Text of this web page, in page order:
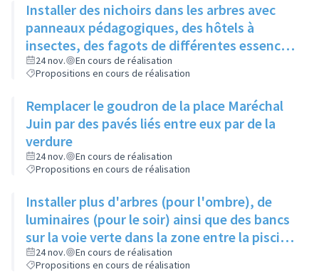
Installer des nichoirs dans les arbres avec
panneaux pédagogiques, des hôtels à
insectes, des fagots de différentes essences
pour stimuler la biodiversité sur la place du
Château à la Roue
24 nov.
En cours de réalisation
Propositions en cours de réalisation
Remplacer le goudron de la place Maréchal
Juin par des pavés liés entre eux par de la
verdure
24 nov.
En cours de réalisation
Propositions en cours de réalisation
Installer plus d'arbres (pour l'ombre), de
luminaires (pour le soir) ainsi que des bancs
sur la voie verte dans la zone entre la piscine
et la rue de l'Industrie
24 nov.
En cours de réalisation
Propositions en cours de réalisation